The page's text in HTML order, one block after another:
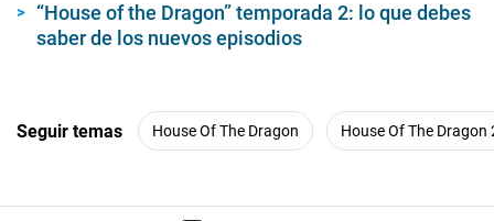
“House of the Dragon” temporada 2: lo que debes
saber de los nuevos episodios
Seguir temas House Of The Dragon House Of The Dragon